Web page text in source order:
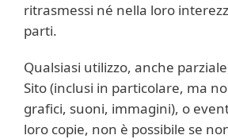
ritrasmessi né nella loro
parti.
Qualsiasi utilizzo, anche
Sito (inclusi in particolare, ma
grafici, suoni, immagini), o
loro copie, non è possibile se